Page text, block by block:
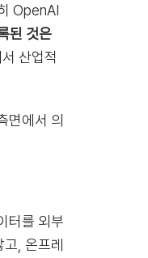
OpenAI
된 것은
산업적
면에서 의
터를 외부
, 온프레